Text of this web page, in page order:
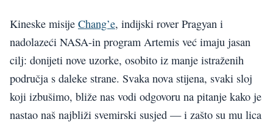
Kineske misije Chang’e, indijski rover Pragyan i
nadolazeći NASA-in program Artemis već imaju jasan
cilj: donijeti nove uzorke, osobito iz manje istraženih
područja s daleke strane. Svaka nova stijena, svaki sloj
koji izbušimo, bliže nas vodi odgovoru na pitanje kako je
nastao naš najbliži svemirski susjed — i zašto su mu lica